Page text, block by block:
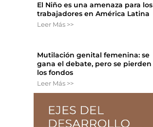
El Niño es una amenaza para los
trabajadores en América Latina
Leer Más >>
Mutilación genital femenina: se
gana el debate, pero se pierden
los fondos
Leer Más >>